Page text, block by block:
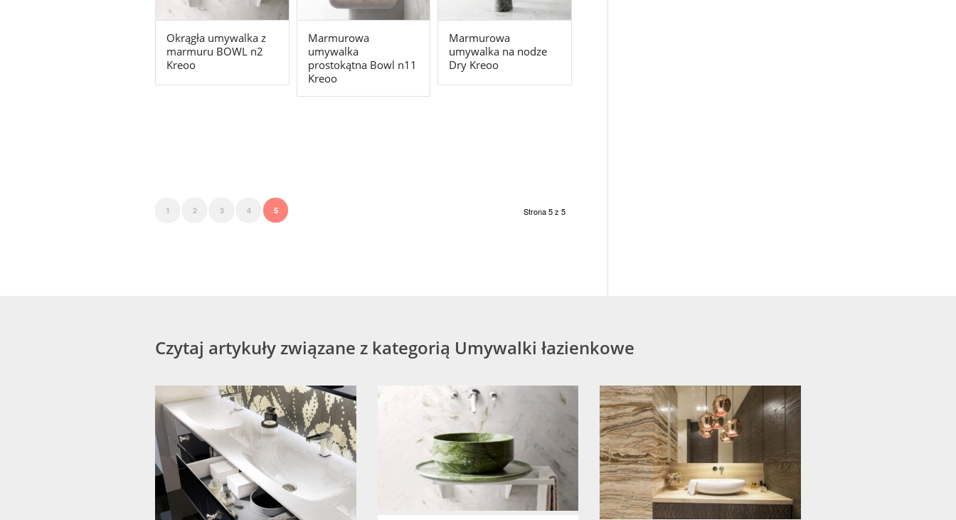
Okrągła umywalka z
marmuru BOWL n2
Kreoo
Marmurowa
umywalka
prostokątna Bowl n11
Kreoo
Marmurowa
umywalka na nodze
Dry Kreoo
Strona 5 z 5
1 2 3 4 5
Czytaj artykuły związane z kategorią Umywalki łazienkowe